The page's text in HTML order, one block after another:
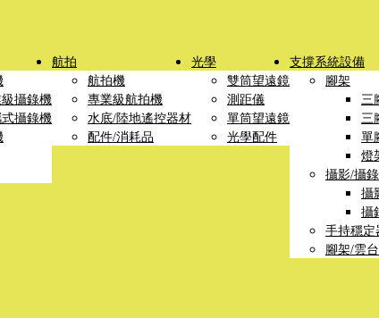
攝錄機
攝錄機
航拍
航拍機
專業級航拍機
水底/陸地遙控器材
配件/消耗品
光學
雙筒望遠鏡
測距儀
單筒望遠鏡
光學配件
支撐系統設備
腳架
三
三
單
燈
攝影/攝
攝
攝
手持穩定
腳架/雲